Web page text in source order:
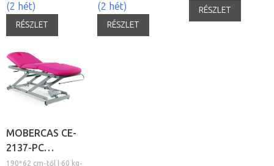
(2 hét)
RÉSZLET
(2 hét)
RÉSZLET
RÉSZLET
MOBERCAS CE-
2137-PC
elektromos
190*62 cm-től | 60 kg-